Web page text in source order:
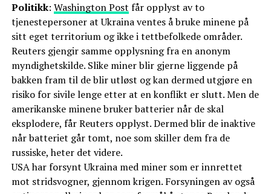
Politikk: Washington Post får opplyst av to
tjenestepersoner at Ukraina ventes å bruke minene på
sitt eget territorium og ikke i tettbefolkede områder.
Reuters gjengir samme opplysning fra en anonym
myndighetskilde. Slike miner blir gjerne liggende på
bakken fram til de blir utløst og kan dermed utgjøre en
risiko for sivile lenge etter at en konflikt er slutt. Men de
amerikanske minene bruker batterier når de skal
eksplodere, får Reuters opplyst. Dermed blir de inaktive
når batteriet går tomt, noe som skiller dem fra de
russiske, heter det videre.
USA har forsynt Ukraina med miner som er innrettet
mot stridsvogner, gjennom krigen. Forsyningen av også